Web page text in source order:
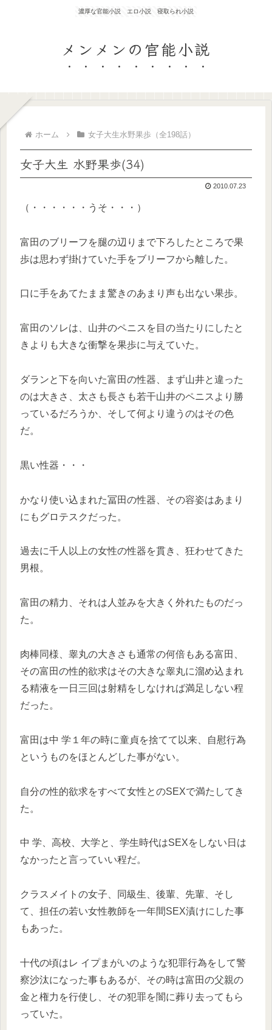
濃厚な官能小説 エロ小説 寝取られ小説
メンメンの官能小説
ホーム 女子大生水野果歩（全198話）
女子大生 水野果歩(34)
2010.07.23
（・・・・・・うそ・・・）
富田のブリーフを腿の辺りまで下ろしたところで果
歩は思わず掛けていた手をブリーフから離した。
口に手をあてたまま驚きのあまり声も出ない果歩。
富田のソレは、山井のペニスを目の当たりにしたと
きよりも大きな衝撃を果歩に与えていた。
ダランと下を向いた富田の性器、まず山井と違った
のは大きさ、太さも長さも若干山井のペニスより勝
っているだろうか、そして何より違うのはその色
だ。
黒い性器・・・
かなり使い込まれた冨田の性器、その容姿はあまり
にもグロテスクだった。
過去に千人以上の女性の性器を貫き、狂わせてきた
男根。
富田の精力、それは人並みを大きく外れたものだっ
た。
肉棒同様、睾丸の大きさも通常の何倍もある富田、
その富田の性的欲求はその大きな睾丸に溜め込まれ
る精液を一日三回は射精をしなければ満足しない程
だった。
富田は中 学１年の時に童貞を捨てて以来、自慰行為
というものをほとんどした事がない。
自分の性的欲求をすべて女性とのSEXで満たしてき
た。
中 学、高校、大学と、学生時代はSEXをしない日は
なかったと言っていい程だ。
クラスメイトの女子、同級生、後輩、先輩、そし
て、担任の若い女性教師を一年間SEX漬けにした事
もあった。
十代の頃はレ イプまがいのような犯罪行為をして警
察沙汰になった事もあるが、その時は富田の父親の
金と権力を行使し、その犯罪を闇に葬り去ってもら
っていた。